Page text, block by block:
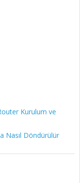
Kurulum ve
Nasıl Döndürülür